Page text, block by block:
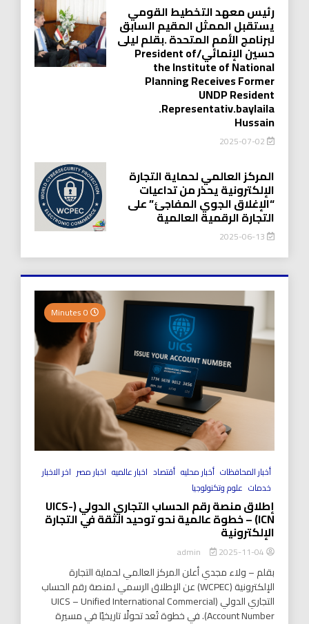
رئيس معهد التخطيط القومي
يستقبل الممثل المقيم السابق
لبرنامج الأمم المتحدة .بقلم ليلى
حسين الإنمائي/President of
the Institute of National
Planning Receives Former
UNDP Resident
.Representativ.baylaila
Hussain
2025-07-02
المركز العالمي لحماية التجارة
الإلكترونية يحذر من تداعيات
“الإغلاق الجوي المفاجئ” على
التجارة الرقمية العالمية
2025-06-13
أخبار المحافظات أخبار محليه أقتصاد اخبار عالميه اخبار مصر اخر الاخبار
خدمات علوم وتكنولوجيا
إطلاق منصة رقم الحساب التجاري الدولي (UICS-
ICN) – خطوة عالمية نحو توحيد الثقة في التجارة
الإلكترونية
2025-11-04
بقلم – ولاء مجدي أعلن المركز العالمي لحماية التجارة
الإلكترونية (WCPEC) عن الإطلاق الرسمي لمنصة رقم الحساب
التجاري الدولي (UICS – Unified International Commercial
Account Number). في خطوة تُعد تحولًا تاريخيًا في مسيرة